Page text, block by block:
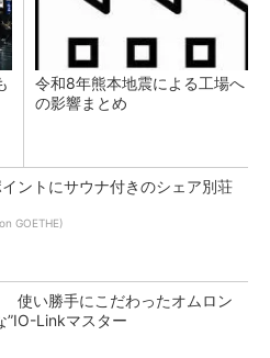
令和8年熊本地震による工場へ
の影響まとめ
ントにサウナ付きのシェア別荘
GOETHE)
使い勝手にこだわったオムロン
”IO-Linkマスター